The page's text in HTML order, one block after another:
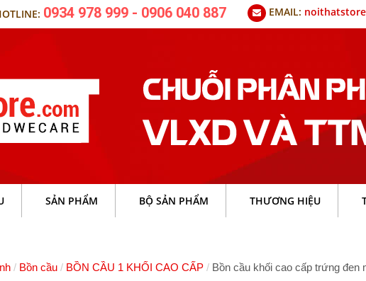
0934 978 999 - 0906 040 887 EMAIL:
SẢN PHẨM BỘ SẢN PHẨM THƯƠNG HIỆU
Bồn cầu BỒN CẦU 1 KHỐI CAO CẤP Bồn cầu khối cao cấp trứng đen